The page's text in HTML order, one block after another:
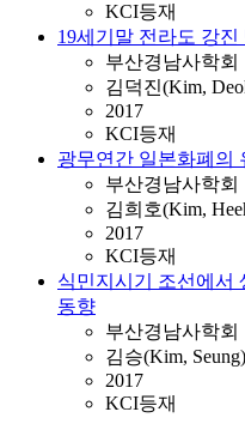
KCI등재
19세기말 전라도 강
부산경남사학회
김덕진(Kim,
2017
KCI등재
광무연간 일본화폐의
부산경남사학회
김희호(Kim,
2017
KCI등재
식민지시기 조선에서
동향
부산경남사학회
김승(Kim, Seung)
2017
KCI등재